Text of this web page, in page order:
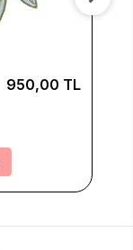
950,00 TL